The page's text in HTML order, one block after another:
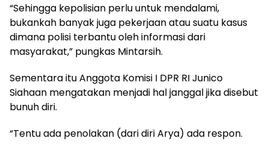
“Sehingga kepolisian perlu untuk mendalami,
bukankah banyak juga pekerjaan atau suatu kasus
dimana polisi terbantu oleh informasi dari
masyarakat,” pungkas Mintarsih.
Sementara itu Anggota Komisi I DPR RI Junico
Siahaan mengatakan menjadi hal janggal jika disebut
bunuh diri.
“Tentu ada penolakan (dari diri Arya) ada respon.